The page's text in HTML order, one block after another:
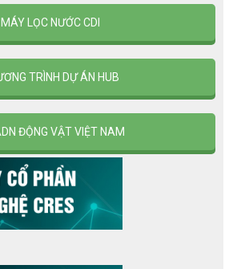
MÁY LỌC NƯỚC CDI
TRÌNH DỰ ÁN HUB
ĐỘNG VẬT VIỆT NAM